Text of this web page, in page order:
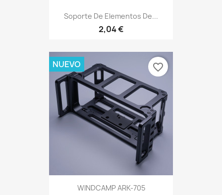
Soporte De Elementos De...
2,04 €
WINDCAMP ARK-705
NUEVO favorite_border